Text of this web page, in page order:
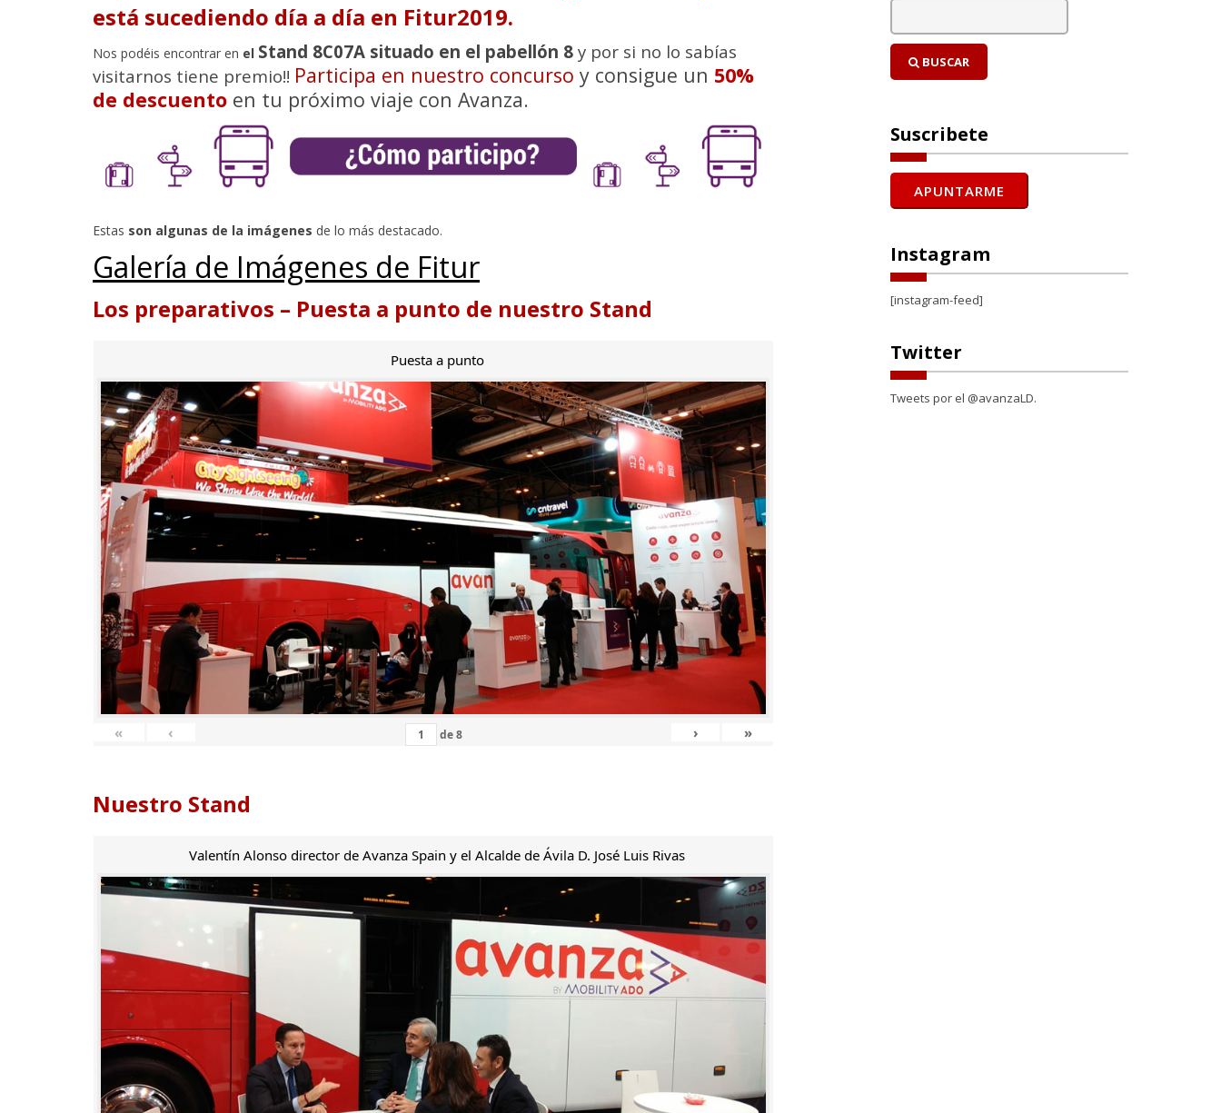
está sucediendo día a día en Fitur2019.
Nos podéis encontrar en el Stand 8C07A situado en el pabellón 8 y por si no lo sabías
visitarnos tiene premio!! Participa en nuestro concurso y consigue un 50%
de descuento en tu próximo viaje con Avanza.
Estas son algunas de la imágenes de lo más destacado.
Galería de Imágenes de Fitur
Los preparativos – Puesta a punto de nuestro Stand
Puesta a punto
« ‹ de8 › »
Nuestro Stand
Valentín Alonso director de Avanza Spain y el Alcalde de Ávila D. José Luis Rivas
BUSCAR
Suscribete
Instagram
[instagram-feed]
Twitter
Tweets por el @avanzaLD.